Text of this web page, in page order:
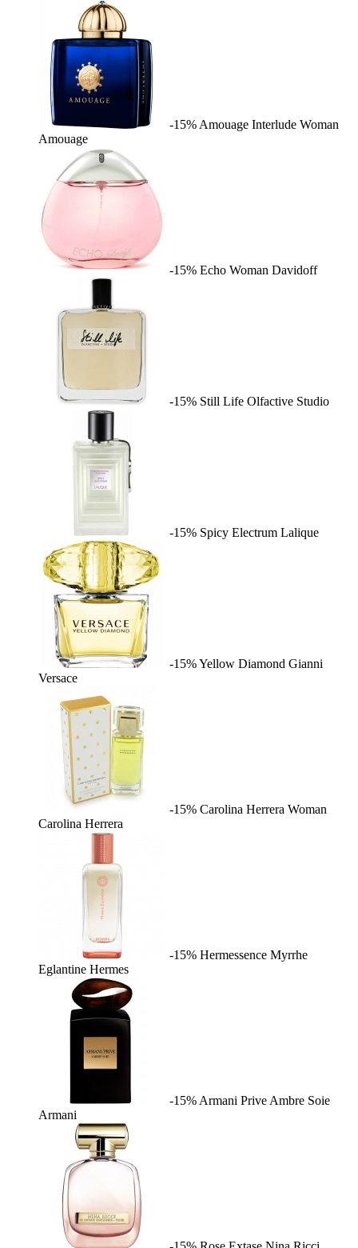
-15% Amouage Interlude Woman
Amouage
-15% Echo Woman Davidoff
-15% Still Life Olfactive Studio
-15% Spicy Electrum Lalique
-15%Yellow Diamond Gianni
Versace
-15% Carolina Herrera Woman
Carolina Herrera
-15% Hermessence Myrrhe
Eglantine Hermes
-15% Armani Prive Ambre Soie
Armani